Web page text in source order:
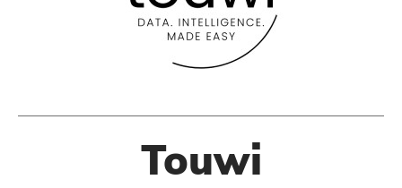
Touwi